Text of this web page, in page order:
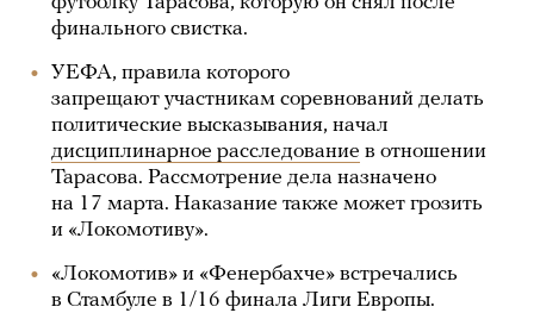
финального свистка.
УЕФА, правила которого
запрещают участникам соревнований делать
политические высказывания, начал
дисциплинарное расследование в отношении
Тарасова. Рассмотрение дела назначено
на 17 марта. Наказание также может грозить
и «Локомотиву».
«Локомотив» и «Фенербахче» встречались
в Стамбуле в 1/16 финала Лиги Европы.